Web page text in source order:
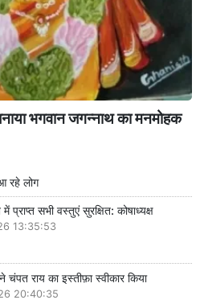
भगवान जगन्नाथ का मनमोहक
रहे लोग
में प्राप्त सभी वस्तुएं सुरक्षित: कोषाध्यक्ष
13:35:53
चंपत राय का इस्तीफ़ा स्वीकार किया
20:40:35